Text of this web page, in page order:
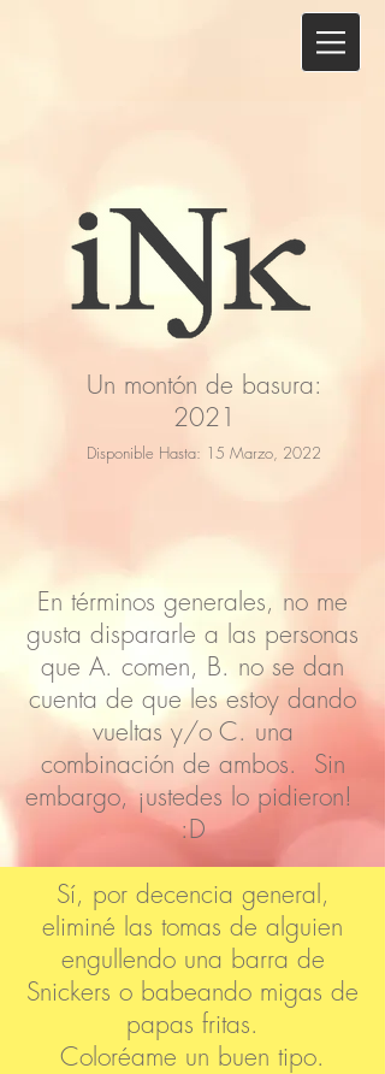
Un montón de basura:
2021
Disponible Hasta: 15 Marzo, 2022
En términos generales, no me
gusta dispararle a las personas
que A. comen, B. no se dan
cuenta de que les estoy dando
vueltas y/o C. una
combinación de ambos. Sin
embargo, ¡ustedes lo pidieron!
:D
Sí, por decencia general,
eliminé las tomas de alguien
engullendo una barra de
Snickers o babeando migas de
papas fritas.
Coloréame un buen tipo.